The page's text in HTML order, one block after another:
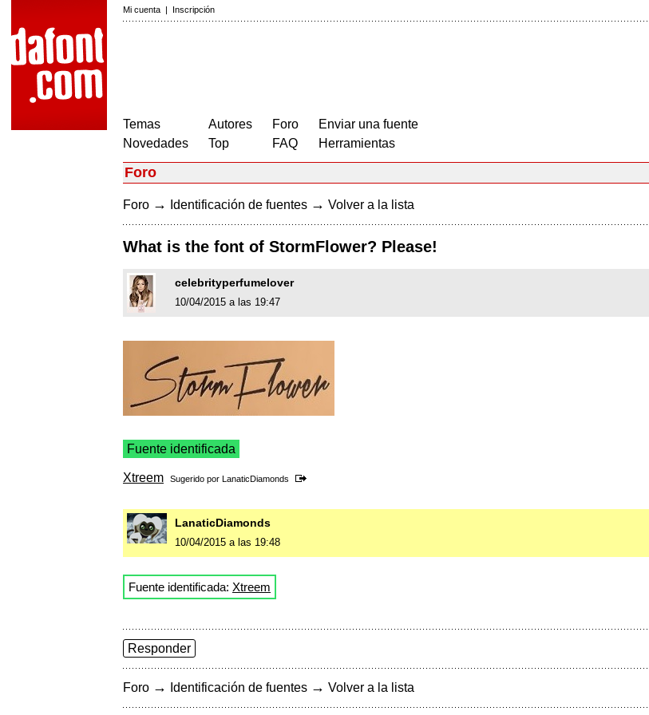
Mi cuenta | Inscripción
Temas
Novedades
Autores
Top
Foro
FAQ
Enviar una fuente
Herramientas
Foro
Foro → Identificación de fuentes → Volver a la lista
What is the font of StormFlower? Please!
celebrityperfumelover
10/04/2015 a las 19:47
Fuente identificada
Xtreem Sugerido por LanaticDiamonds
LanaticDiamonds
10/04/2015 a las 19:48
Fuente identificada: Xtreem
Responder
Foro → Identificación de fuentes → Volver a la lista